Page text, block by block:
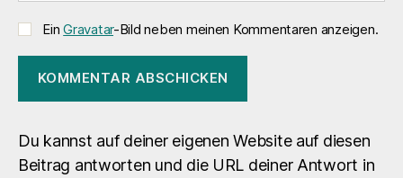
EinGravatar-Bild neben meinen Kommentaren anzeigen.
Du kannst auf deiner eigenen Website auf diesen
Beitrag antworten und die URL deiner Antwort in